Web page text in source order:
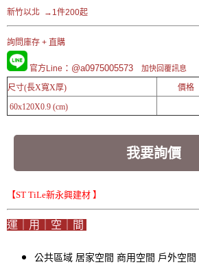
新竹以北 →1件200起
詢問庫存 + 直購
官方Line ：@a0975005573 加快回覆訊息
尺寸(長X寬X厚)
價格
60x120X0.9 (cm)
我要詢價
【ST TiLe新永興建材 】
運｜用｜空｜間
公共區域 居家空間 商用空間 戶外空間